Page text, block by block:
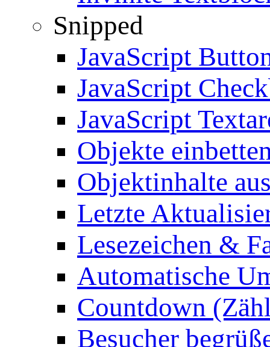
Snipped
JavaScript
JavaScript
JavaScript
Objekte
Objektinhalte
Letzte
Lesezeichen &
Automatische
Countdown
Besucher